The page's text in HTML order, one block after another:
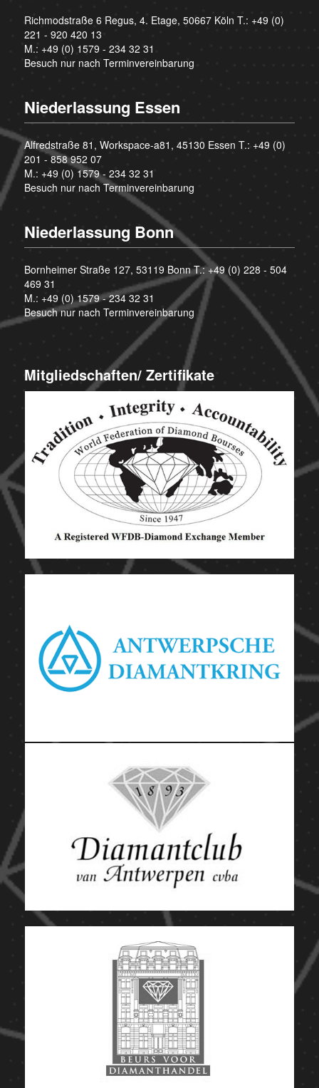
Richmodstraße 6 Regus, 4. Etage, 50667 Köln T.: +49 (0)
221 - 920 420 13
M.: +49 (0) 1579 - 234 32 31
Besuch nur nach Terminvereinbarung
Niederlassung Essen
Alfredstraße 81, Workspace-a81, 45130 Essen T.: +49 (0)
201 - 858 952 07
M.: +49 (0) 1579 - 234 32 31
Besuch nur nach Terminvereinbarung
Niederlassung Bonn
Bornheimer Straße 127, 53119 Bonn T.:+49 (0) 228 - 504
469 31
M.: +49 (0) 1579 - 234 32 31
Besuch nur nach Terminvereinbarung
Mitgliedschaften/ Zertifikate